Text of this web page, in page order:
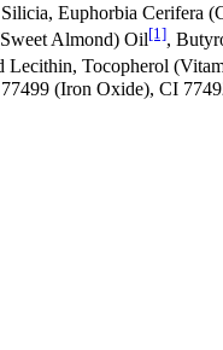
Euphorbia Cerifera
Almond) Oil[1],
Lecithin, Tocopherol
(Iron Oxide), CI